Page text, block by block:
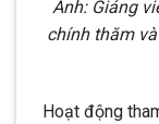
Ảnh: Giảng
chính thăm
Hoạt động